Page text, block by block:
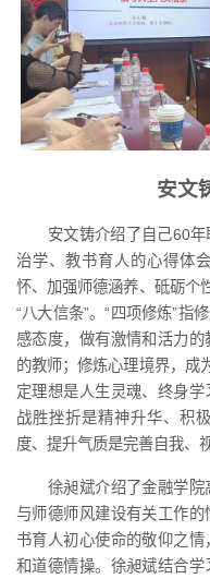
安文
安文铸介绍了自己60
治学、教书育人的心得体
怀、加强师德涵养、砥砺个
“八大信条”。“ 四项修炼”指
感态度，做有激情和活力
的教师；修炼心理境界，成
定理想是人生灵魂、终身学
战胜挫折是精神升华、积
度、提升气质是完善自我、
徐昶斌介绍了金融学
与师德师风建设有关工作
书育人初心使命的敬仰之情
和道德情操。 徐昶斌结合学